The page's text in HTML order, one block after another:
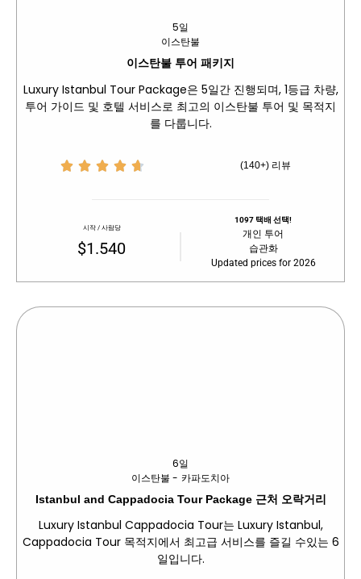
5일
이스탄불
이스탄불 투어 패키지
Luxury Istanbul Tour Package은 5일간 진행되며, 1등급 차량,
투어 가이드 및 호텔 서비스로 최고의 이스탄불 투어 및 목적지
를 다룹니다.
     (140+) 리뷰
시작 / 사람당
$1.540
1097 택배 선택!
개인 투어
습관화
Updated prices for 2026
6일
이스탄불 - 카파도치아
Istanbul and Cappadocia Tour Package 근처 오락거리
Luxury Istanbul Cappadocia Tour는 Luxury Istanbul,
Cappadocia Tour 목적지에서 최고급 서비스를 즐길 수있는 6
일입니다.